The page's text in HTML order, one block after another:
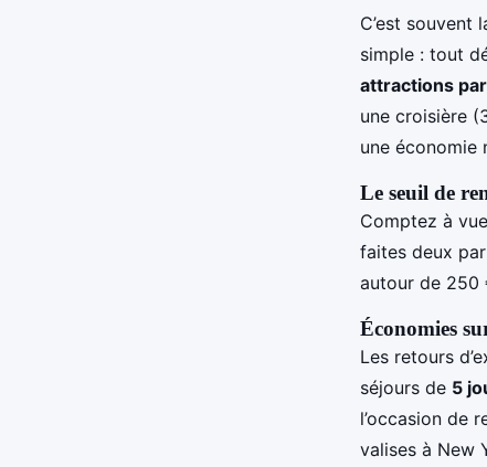
C’est souvent
simple : tout
attractions
une croisière
une économie
Le seuil de
Comptez à
faites deux
autour de 250
Économies
Les retours
séjours de 5
l’occasion de
valises à New